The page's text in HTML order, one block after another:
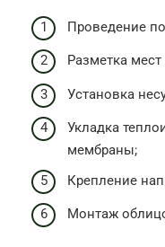
Проведение
Разметка
Установка
Укладка
мембраны;
Крепление
Монтаж